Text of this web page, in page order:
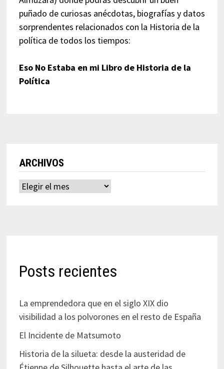
puñado de curiosas anécdotas, biografías y datos
sorprendentes relacionados con la Historia de la
política de todos los tiempos:
Eso No Estaba en mi Libro de Historia de la
Política
ARCHIVOS
Archivos
Posts recientes
La emprendedora que en el siglo XIX dio
visibilidad a los polvorones en el resto de España
El Incidente de Matsumoto
Historia de la silueta: desde la austeridad de